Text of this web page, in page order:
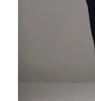
野々村真（